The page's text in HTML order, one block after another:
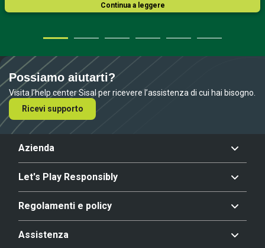
Continua a leggere
Possiamo aiutarti?
Visita l’help center Sisal per ricevere l’assistenza di cui hai bisogno.
Ricevi supporto
Azienda
Let's Play Responsibly
Regolamenti e policy
Assistenza